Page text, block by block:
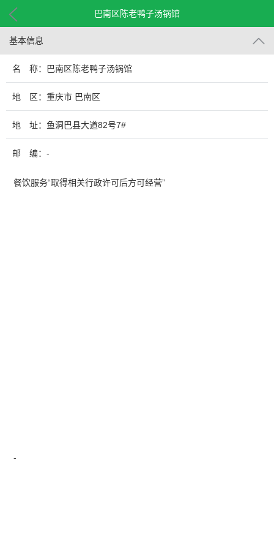
巴南区陈老鸭子汤锅馆
基本信息
名 称：巴南区陈老鸭子汤锅馆
地 区：重庆市 巴南区
地 址：鱼洞巴县大道82号7#
邮 编：-
餐饮服务“取得相关行政许可后方可经营”
-